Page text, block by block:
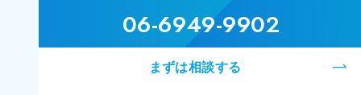
06-6949-9902
まずは相談する